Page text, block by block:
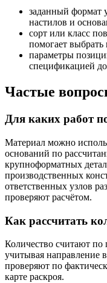
заданный формат
настилов и
сорт или класс
помогает выбрать
параметры
спецификацией
Частые
Для каких работ
Материал можно
оснований по
крупноформатных
производственных
ответственных узлов
проверяют расчётом.
Как рассчитать
Количество считают по
учитывая направление
проверяют по
карте раскроя.